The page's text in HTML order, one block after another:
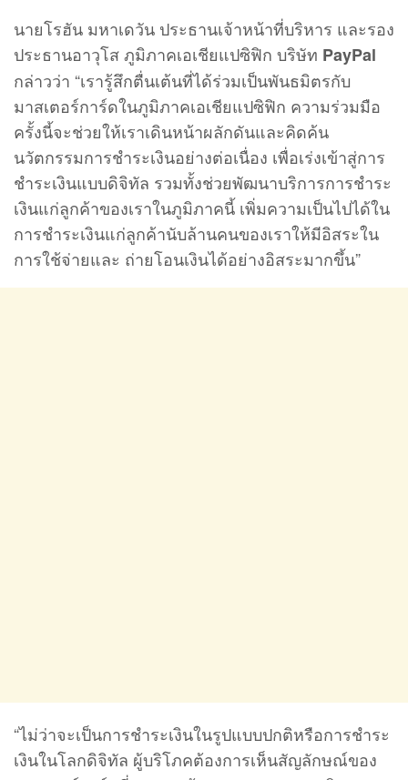
นายโรฮัน มหาเดวัน ประธานเจ้าหน้าที่บริหาร และรอง
ประธานอาวุโส ภูมิภาคเอเชียแปซิฟิก บริษัท PayPal
กล่าวว่า “เรารู้สึกตื่นเต้นที่ได้ร่วมเป็นพันธมิตรกับ
มาสเตอร์การ์ดในภูมิภาคเอเชียแปซิฟิก ความร่วมมือ
ครั้งนี้จะช่วยให้เราเดินหน้าผลักดันและคิดค้น
นวัตกรรมการชำระเงินอย่างต่อเนื่อง เพื่อเร่งเข้าสู่การ
ชำระเงินแบบดิจิทัล รวมทั้งช่วยพัฒนาบริการการชำระ
เงินแก่ลูกค้าของเราในภูมิภาคนี้ เพิ่มความเป็นไปได้ใน
การชำระเงินแก่ลูกค้านับล้านคนของเราให้มีอิสระใน
การใช้จ่ายและ ถ่ายโอนเงินได้อย่างอิสระมากขึ้น”
“ไม่ว่าจะเป็นการชำระเงินในรูปแบบปกติหรือการชำระ
เงินในโลกดิจิทัล ผู้บริโภคต้องการเห็นสัญลักษณ์ของ